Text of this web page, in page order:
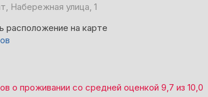
Набережная улица, 1
расположение на карте
о проживании со средней оценкой 9,7 из 10,0